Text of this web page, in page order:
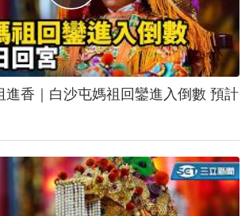
進香｜白沙屯媽祖回鑾進入倒數 預計